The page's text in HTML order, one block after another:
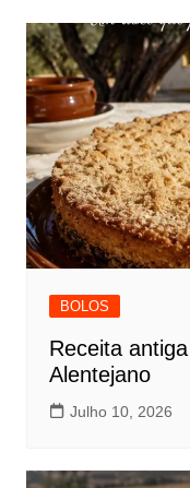
BOLOS
Receita
Alentejano
Julho 10, 2026